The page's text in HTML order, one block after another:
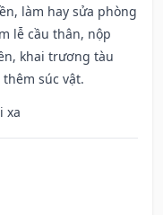
làm hay sửa phòng
lễ cầu thân, nộp
khai trương tàu
súc vật.
xa